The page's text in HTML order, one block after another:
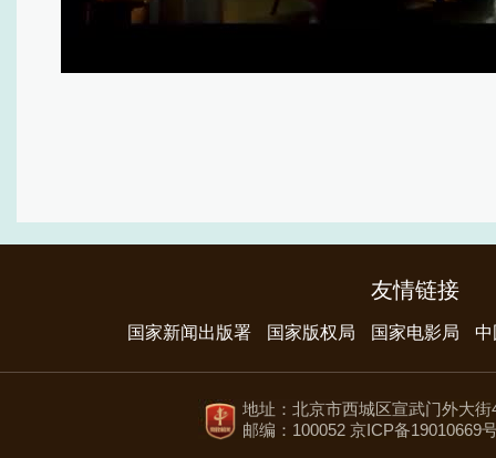
友情链接
国家新闻出版署 国家版权局 国家电影局 中
地址：北京市西城区宣武门外大街
邮编：100052 京ICP备19010669